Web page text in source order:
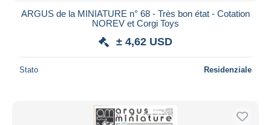
ARGUS de la MINIATURE n° 68 - Très bon état - Cotation
NOREV et Corgi Toys
± 4,62 USD
Stato Residenziale